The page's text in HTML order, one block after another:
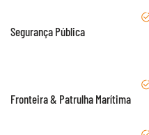
Segurança Pública
Fronteira & Patrulha Marítima